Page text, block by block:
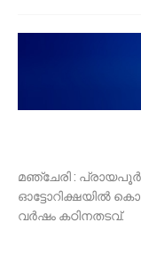
മഞ്ചേരി :
ഓട്ടോറിക്ഷയില്‍
വർഷം കഠിനതടവ്.